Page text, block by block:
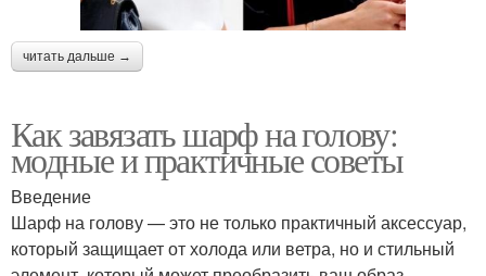
читать дальше →
Как завязать шарф на голову:
модные и практичные советы
Введение
Шарф на голову — это не только практичный аксессуар,
который защищает от холода или ветра, но и стильный